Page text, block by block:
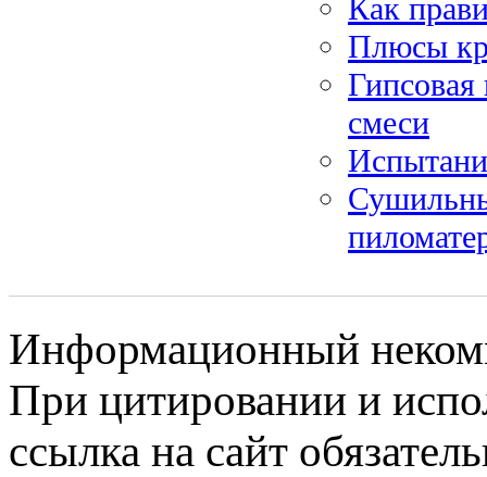
Как
Плюсы
смеси
Информационный
При цитировании и
ссылка на сайт